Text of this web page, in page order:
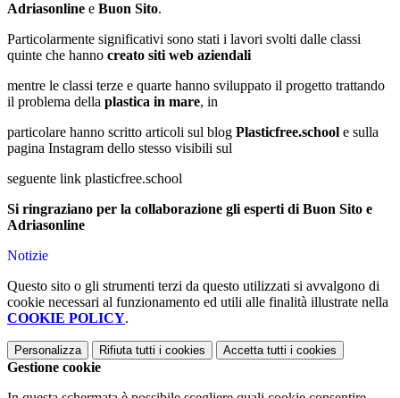
Adriasonline e Buon Sito.
Particolarmente significativi sono stati i lavori svolti dalle classi
quinte che hanno creato siti web aziendali
mentre le classi terze e quarte hanno sviluppato il progetto trattando
il problema della plastica in mare, in
particolare hanno scritto articoli sul blog Plasticfree.school e sulla
pagina Instagram dello stesso visibili sul
seguente link plasticfree.school
Si ringraziano per la collaborazione gli esperti di Buon Sito e
Adriasonline
Notizie
Questo sito o gli strumenti terzi da questo utilizzati si avvalgono di
cookie necessari al funzionamento ed utili alle finalità illustrate nella
COOKIE POLICY.
Personalizza Rifiuta tutti i cookies Accetta tutti i cookies
Gestione cookie